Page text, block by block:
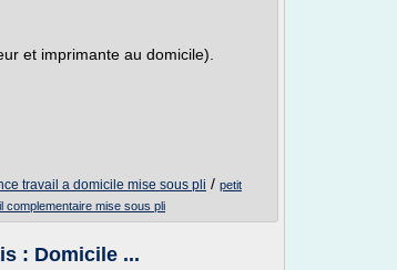
et imprimante au domicile).
travail a domicile mise sous pli / petit
complementaire mise sous pli
: Domicile ...